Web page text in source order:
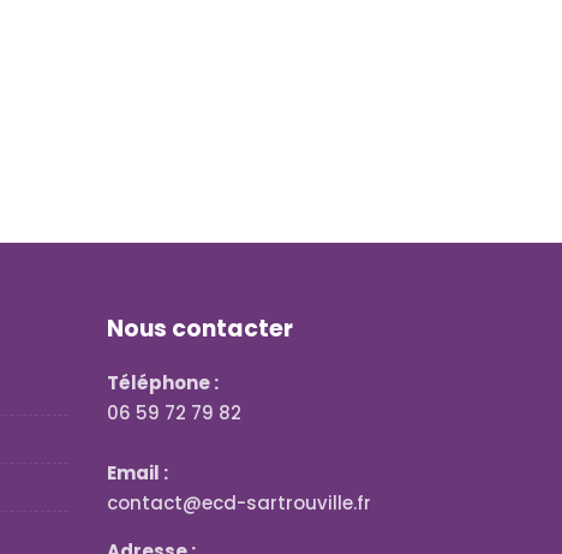
Nous contacter
Téléphone :
06 59 72 79 82
Email :
contact@ecd-sartrouville.fr